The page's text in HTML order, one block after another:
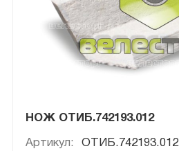
НОЖ ОТИБ.742193.012
Артикул:
ОТИБ.742193.012